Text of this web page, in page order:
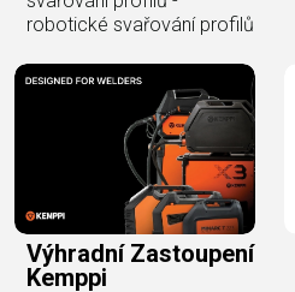
robotické svařování profilů
Výhradní Zastoupení
Kemppi